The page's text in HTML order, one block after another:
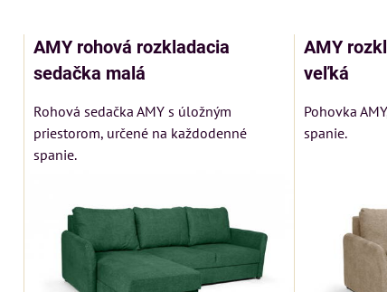
AMY rohová rozkladacia
sedačka malá
Rohová sedačka AMY s úložným
priestorom, určené na každodenné
spanie.
AMY
veľká
Pohovka
spanie.